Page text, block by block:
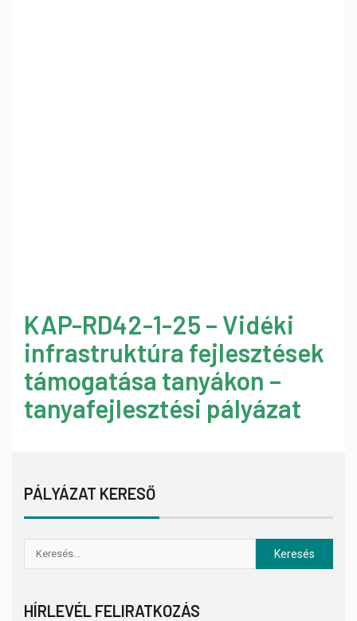
KAP-RD42-1-25 – Vidéki
infrastruktúra fejlesztések
támogatása tanyákon –
tanyafejlesztési pályázat
PÁLYÁZAT KERESŐ
HÍRLEVÉL FELIRATKOZÁS